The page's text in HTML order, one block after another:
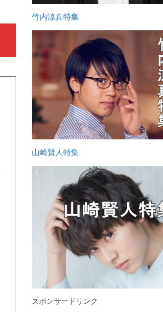
竹内涼真特集
山崎賢人特集
スポンサードリンク